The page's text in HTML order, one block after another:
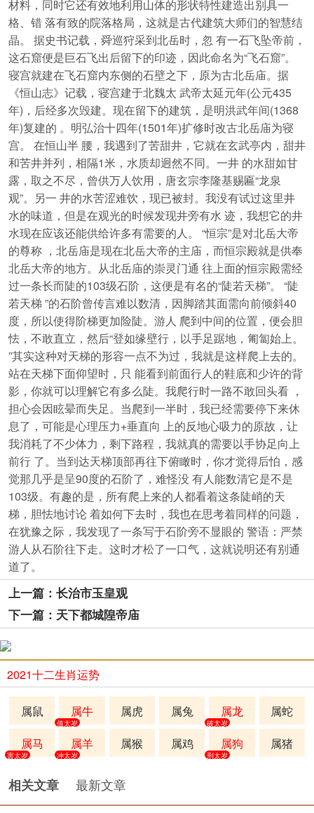
材料，同时它还有效地利用山体的形状特性建造出别具一
格、错 落有致的院落格局，这就是古代建筑大师们的智慧结
晶。 据史书记载，舜巡狩采到北岳时，忽 有一石飞坠帝前，
这石窟便是巨石飞出后留下的印迹，因此命名为“飞石窟”。
寝宫就建在飞石窟内东侧的石壁之下，原为古北岳庙。据
《恒山志》记载，寝宫建于北魏太 武帝太延元年(公元435
年)，后经多次毁建。现在留下的建筑，是明洪武年间(1368
年)复建的 。明弘治十四年(1501年)扩修时改古北岳庙为寝
宫。 在恒山半 腰，我遇到了苦甜井，它就在玄武亭内，甜井
和苦井并列，相隔1米，水质却迥然不同。一井 的水甜如甘
露，取之不尽，曾供万人饮用，唐玄宗李隆基赐匾“龙泉
观”。另一 井的水苦涩难饮，现已被封。我没有试过这里井
水的味道，但是在观光的时候发现井旁有水 迹，我想它的井
水现在应该还能供给许多有需要的人。 “恒宗”是对北岳大帝
的尊称 ，北岳庙是现在北岳大帝的主庙，而恒宗殿就是供奉
北岳大帝的地方。从北岳庙的崇灵门通 往上面的恒宗殿需经
过一条长而陡的103级石阶，这便是有名的“陡若天梯”。 “陡
若天梯 ”的石阶曾传言难以数清，因脚踏其面需向前倾斜40
度，所以使得阶梯更加险陡。游人 爬到中间的位置，便会胆
怯，不敢直立，然后“登如缘壁行，以手足踞地，匍匐始上。
”其实这种对天梯的形容一点不为过，我就是这样爬上去的。
站在天梯下面仰望时，只 能看到前面行人的鞋底和少许的背
影，你就可以理解它有多么陡。我爬行时一路不敢回头看 ，
担心会因眩晕而失足。当爬到一半时，我已经需要停下来休
息了，可能是心理压力+垂直向 上的反地心吸力的原故，让
我消耗了不少体力，剩下路程，我就真的需要以手协足向上
前行 了。当到达天梯顶部再往下俯瞰时，你才觉得后怕，感
觉那几乎是呈90度的石阶了，难怪没 有人能数清它是不是
103级。有趣的是，所有爬上来的人都看着这条陡峭的天
梯，胆怯地讨论 着如何下去时，我也在思考着同样的问题，
在犹豫之际，我发现了一条写于石阶旁不显眼的 警语：严禁
游人从石阶往下走。这时才松了一口气，这就说明还有别通
道了。
上一篇：长治市玉皇观
下一篇：天下都城隍帝庙
2021十二生肖运势
属鼠 属牛
值太岁
属虎 属兔 属龙
破太岁
属蛇
属马
害太岁
属羊
冲太岁
属猴 属鸡 属狗
刑太岁
属猪
相关文章 最新文章